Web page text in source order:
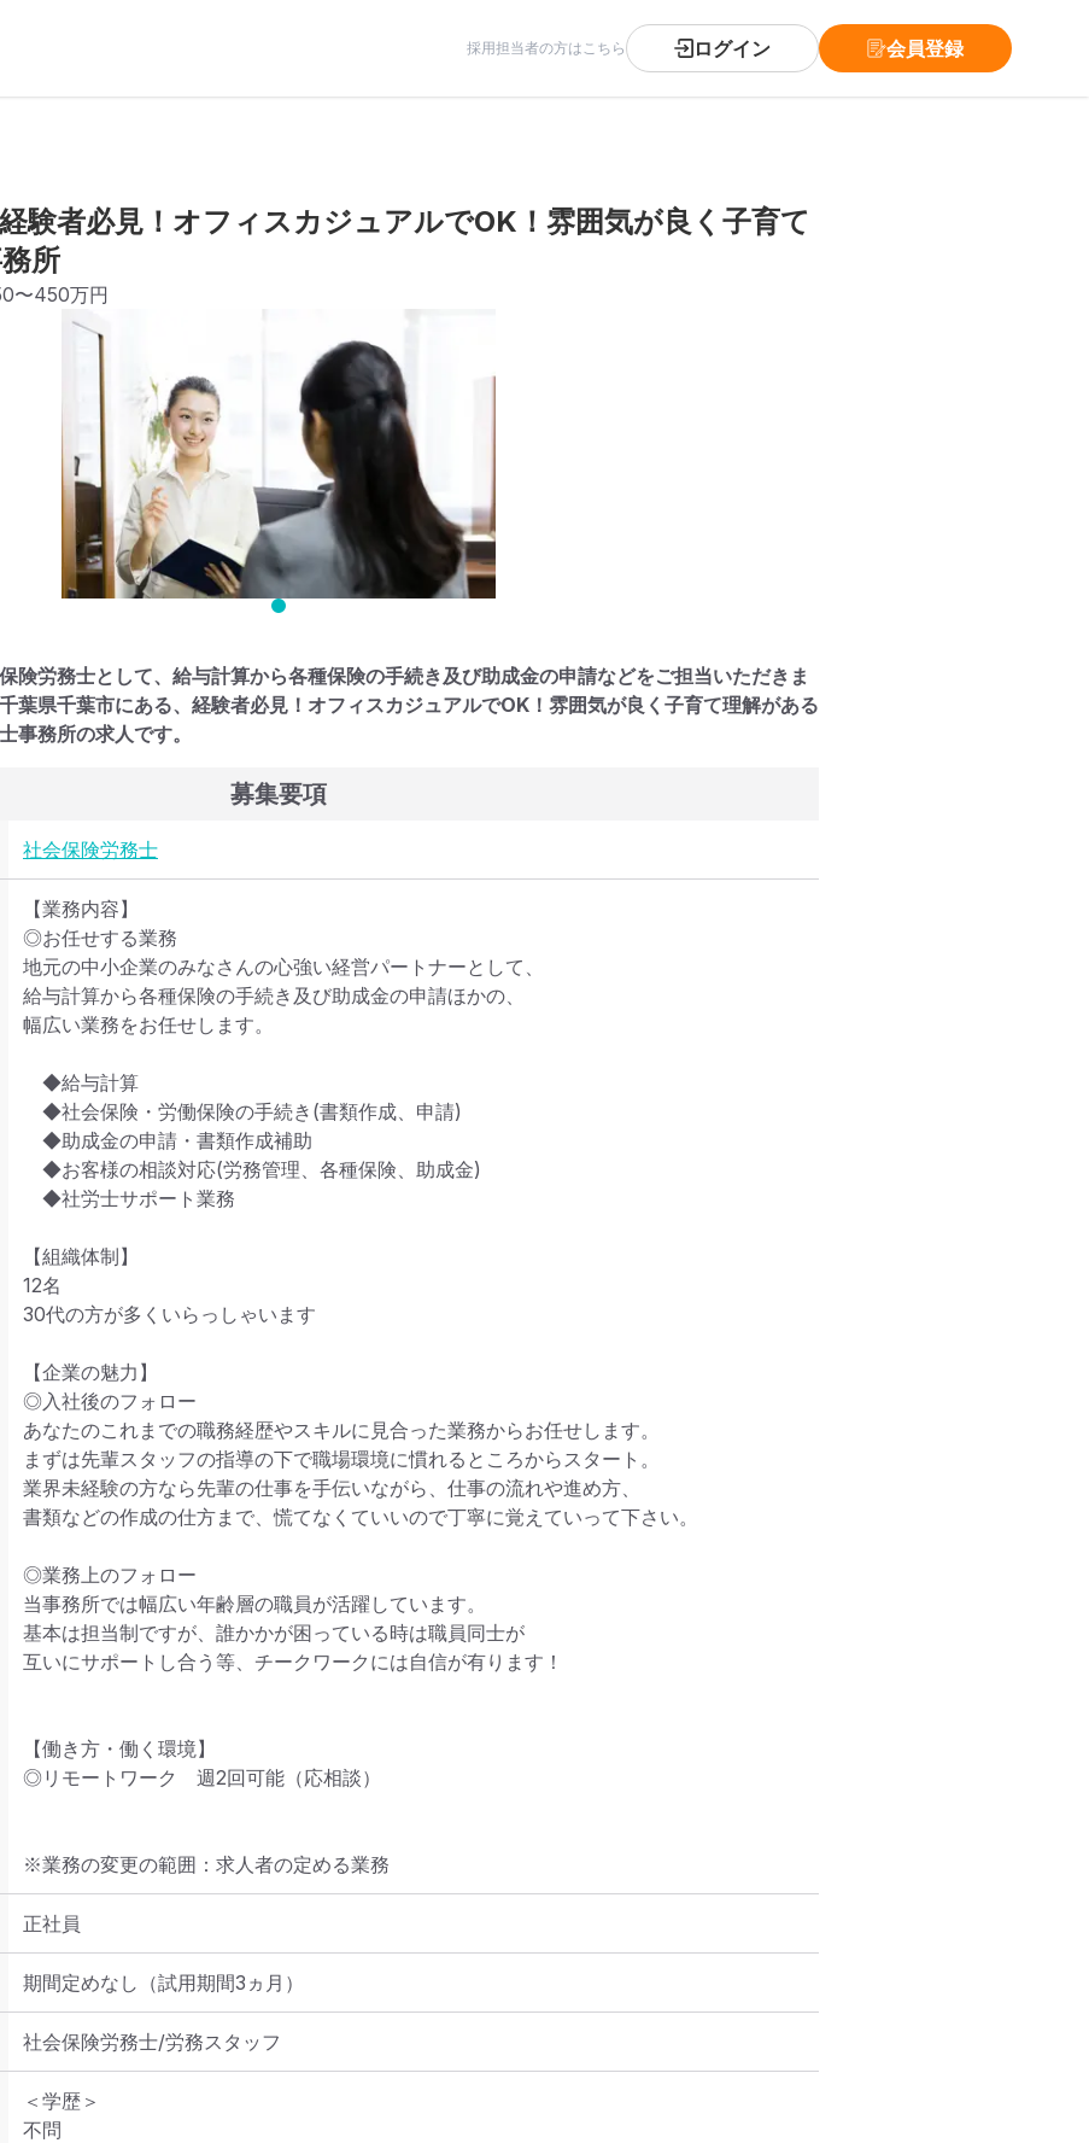
採用担当者の方はこちら ログイン 会員登録
経験者必見！オフィスカジュアルでOK！雰囲気が良く子育て
所
〜450万円
険労務士として、給与計算から各種保険の手続き及び助成金の申請などをご担当いただきま
葉県千葉市にある、経験者必見！オフィスカジュアルでOK！雰囲気が良く子育て理解がある
事務所の求人です。
募集要項
社会保険労務士
【業務内容】
◎お任せする業務
地元の中小企業のみなさんの心強い経営パートナーとして、
給与計算から各種保険の手続き及び助成金の申請ほかの、
幅広い業務をお任せします。
◆給与計算
◆社会保険・労働保険の手続き(書類作成、申請)
◆助成金の申請・書類作成補助
◆お客様の相談対応(労務管理、各種保険、助成金)
◆社労士サポート業務
【組織体制】
12名
30代の方が多くいらっしゃいます
【企業の魅力】
◎入社後のフォロー
あなたのこれまでの職務経歴やスキルに見合った業務からお任せします。
まずは先輩スタッフの指導の下で職場環境に慣れるところからスタート。
業界未経験の方なら先輩の仕事を手伝いながら、仕事の流れや進め方、
書類などの作成の仕方まで、慌てなくていいので丁寧に覚えていって下さい。
◎業務上のフォロー
当事務所では幅広い年齢層の職員が活躍しています。
基本は担当制ですが、誰かかが困っている時は職員同士が
互いにサポートし合う等、チークワークには自信が有ります！
【働き方・働く環境】
◎リモートワーク　週2回可能（応相談）
※業務の変更の範囲：求人者の定める業務
正社員
期間定めなし（試用期間3ヵ月）
社会保険労務士/労務スタッフ
＜学歴＞
不問